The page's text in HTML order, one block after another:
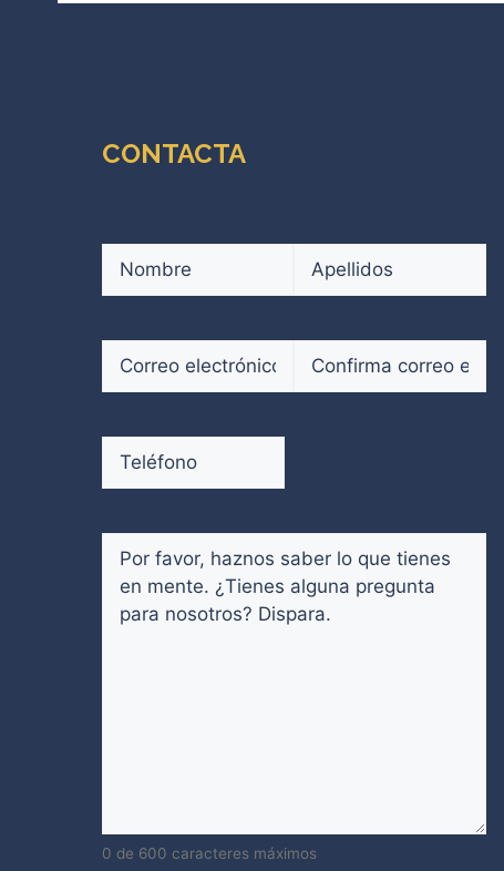
CONTACTA
Nombre
Correo
electrónico
(Obligatorio)
un
email
Teléfono
Comentarios (Obligatorio)
0 de 600 caracteres máximos